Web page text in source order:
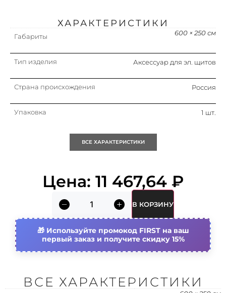
ХАРАКТЕРИСТИКИ
Габариты 600 × 250 см
Тип изделия Аксессуар для эл. щитов
Страна происхождения Россия
Упаковка 1 шт.
Материал
боковой
Глубина 400 мм
ВСЕ ХАРАКТЕРИСТИКИ
Цена: 11 467,64 ₽
В КОРЗИНУ
Используйте промокод FIRST на ваш
первый заказ и получите скидку 15%
ВСЕ ХАРАКТЕРИСТИКИ